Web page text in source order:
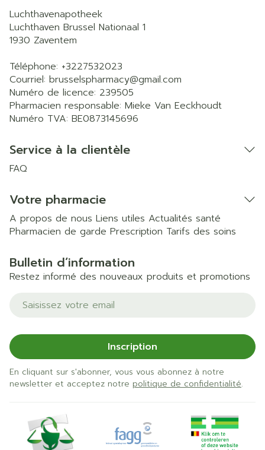
Luchthavenapotheek
Luchthaven Brussel Nationaal 1
1930 Zaventem
Téléphone: +3227532023
Courriel: brusselspharmacy@gmail.com
Numéro de licence: 239505
Pharmacien responsable: Mieke Van Eeckhoudt
Numéro TVA: BE0873145696
Service à la clientèle
FAQ
Votre pharmacie
A propos de nous Liens utiles Actualités santé
Pharmacien de garde Prescription Tarifs des soins
Bulletin d’information
Restez informé des nouveaux produits et promotions
Adresse mail
Inscription
En cliquant sur s'abonner, vous vous abonnez à notre
newsletter et acceptez notre politique de confidentialité.